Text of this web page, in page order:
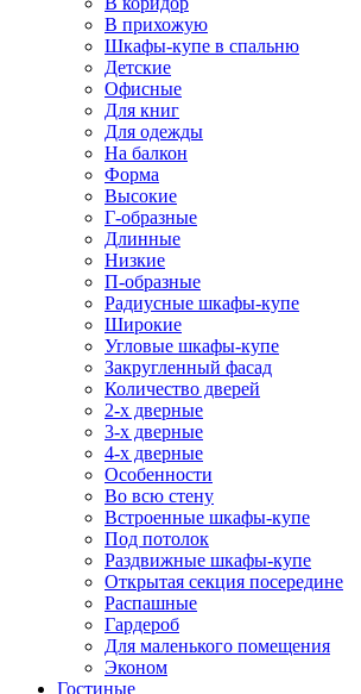
В прихожую
Шкафы-купе в спальню
Детские
Офисные
Для книг
Для одежды
На балкон
Форма
Высокие
Г-образные
Длинные
Низкие
П-образные
Радиусные шкафы-купе
Широкие
Угловые шкафы-купе
Закругленный фасад
Количество дверей
2-х дверные
3-х дверные
4-х дверные
Особенности
Во всю стену
Встроенные шкафы-купе
Под потолок
Раздвижные шкафы-купе
Открытая секция посередине
Распашные
Гардероб
Для маленького помещения
Эконом
Гостиные